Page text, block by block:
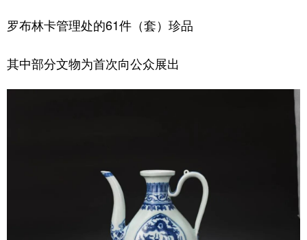
罗布林卡管理处的61件（套）珍品
其中部分文物为首次向公众展出